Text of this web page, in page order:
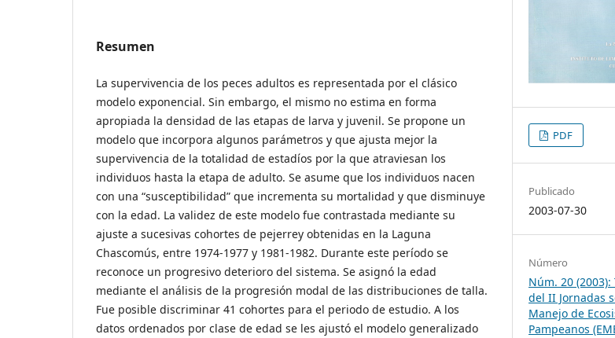
Resumen
La supervivencia de los peces adultos es representada por el clásico
modelo exponencial. Sin embargo, el mismo no estima en forma
apropiada la densidad de las etapas de larva y juvenil. Se propone un
modelo que incorpora algunos parámetros y que ajusta mejor la
supervivencia de la totalidad de estadíos por la que atraviesan los
individuos hasta la etapa de adulto. Se asume que los individuos nacen
con una “susceptibilidad” que incrementa su mortalidad y que disminuye
con la edad. La validez de este modelo fue contrastada mediante su
ajuste a sucesivas cohortes de pejerrey obtenidas en la Laguna
Chascomús, entre 1974-1977 y 1981-1982. Durante este período se
reconoce un progresivo deterioro del sistema. Se asignó la edad
mediante el análisis de la progresión modal de las distribuciones de talla.
Fue posible discriminar 41 cohortes para el periodo de estudio. A los
datos ordenados por clase de edad se les ajustó el modelo generalizado
PDF
Publicado
2003-07-30
Número
Núm. 20
del II Jornadas
Manejo de
Pampeanos